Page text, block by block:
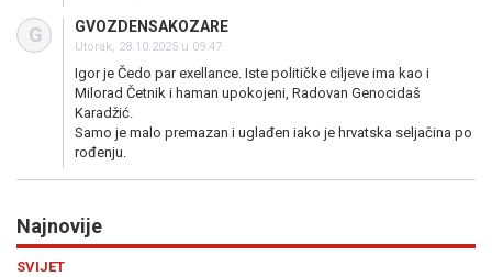
G GVOZDENSAKOZARE
Utorak, 28.10.2025 u 09:47
Igor je Čedo par exellance. Iste političke ciljeve ima kao i
Milorad Četnik i haman upokojeni, Radovan Genocidaš
Karadžić.
Samo je malo premazan i uglađen iako je hrvatska seljačina po
rođenju.
Najnovije
SVIJET